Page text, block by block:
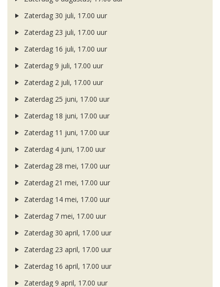
Zaterdag 30 juli, 17.00 uur
Zaterdag 23 juli, 17.00 uur
Zaterdag 16 juli, 17.00 uur
Zaterdag 9 juli, 17.00 uur
Zaterdag 2 juli, 17.00 uur
Zaterdag 25 juni, 17.00 uur
Zaterdag 18 juni, 17.00 uur
Zaterdag 11 juni, 17.00 uur
Zaterdag 4 juni, 17.00 uur
Zaterdag 28 mei, 17.00 uur
Zaterdag 21 mei, 17.00 uur
Zaterdag 14 mei, 17.00 uur
Zaterdag 7 mei, 17.00 uur
Zaterdag 30 april, 17.00 uur
Zaterdag 23 april, 17.00 uur
Zaterdag 16 april, 17.00 uur
Zaterdag 9 april, 17.00 uur